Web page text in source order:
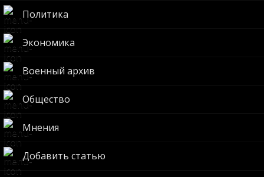
Политика
Экономика
Военный архив
Общество
Мнения
Добавить статью